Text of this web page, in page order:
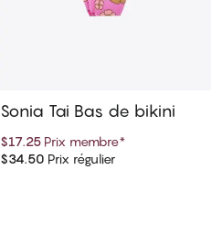
Ajouter au panier
Sonia Tai Bas de bikini
$17.25 Prix membre*
$34.50 Prix régulier